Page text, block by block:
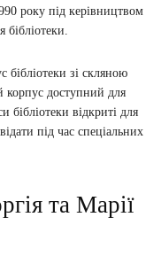
року під керівництвом
бібліотеки зі скляною
корпус доступний для
бібліотеки відкриті для
під час спеціальних
та Марії